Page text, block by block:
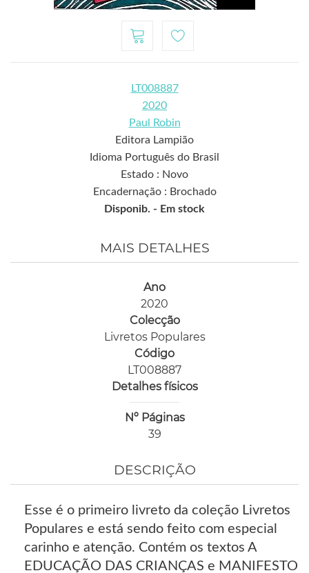
LT008887
2020
Paul Robin
Editora Lampião
Idioma Português do Brasil
Estado : Novo
Encadernação : Brochado
Disponib. - Em stock
MAIS DETALHES
Ano
2020
Colecção
Livretos Populares
Código
LT008887
Detalhes físicos
Nº Páginas
39
DESCRIÇÃO
Esse é o primeiro livreto da coleção Livretos
Populares e está sendo feito com especial
carinho e atenção. Contém os textos A
EDUCAÇÃO DAS CRIANÇAS e MANIFESTO